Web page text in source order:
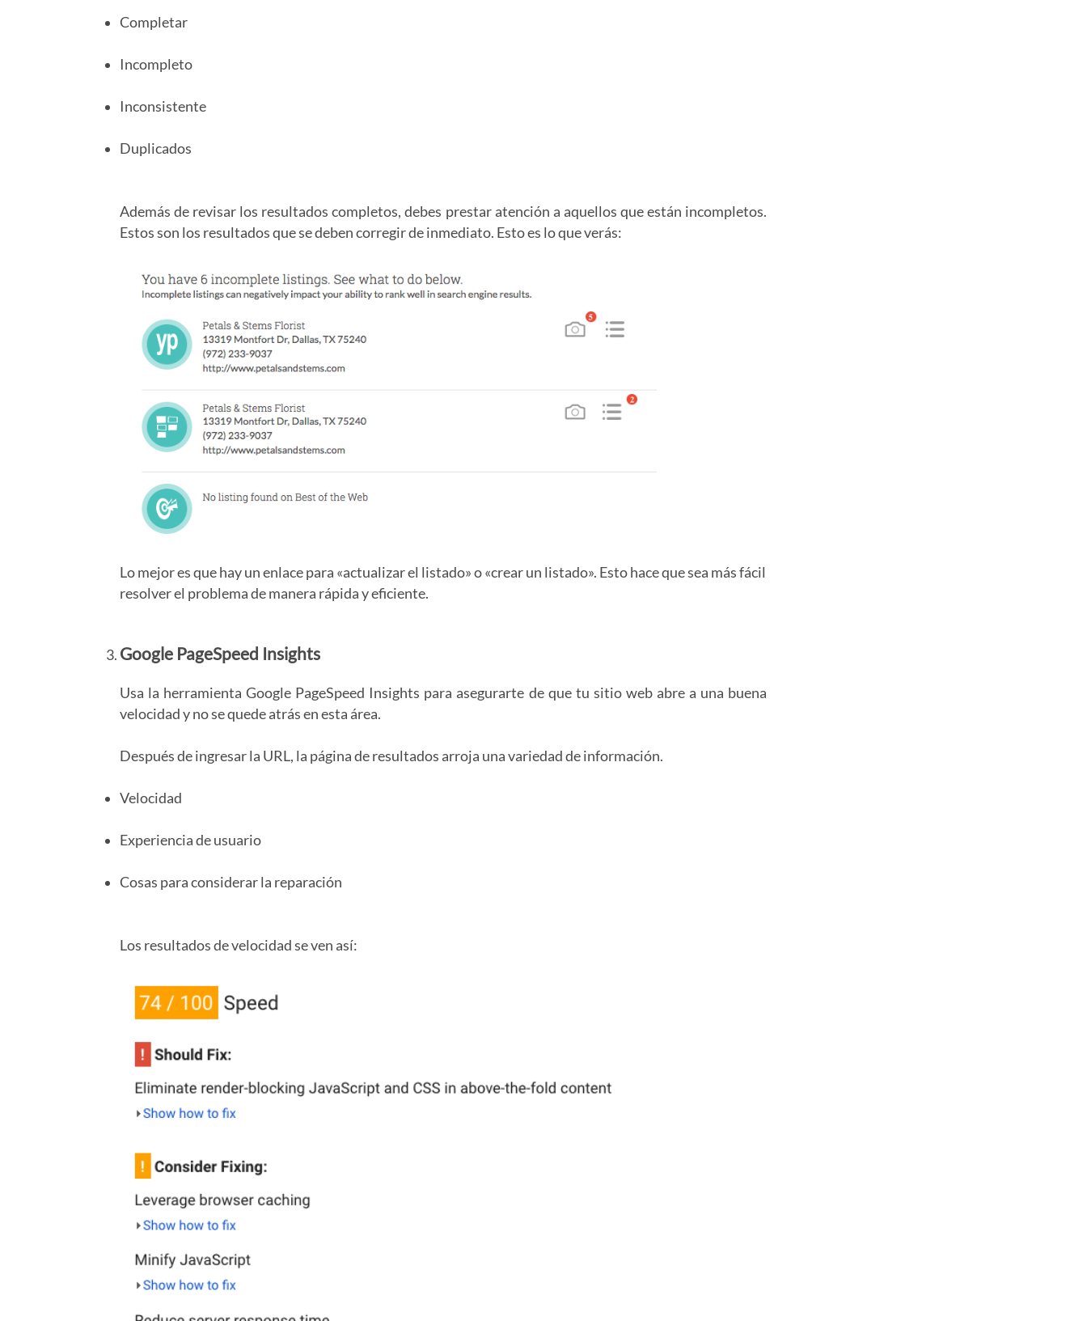
Completar
Incompleto
Inconsistente
Duplicados
Además de revisar los resultados completos, debes prestar atención a aquellos que están incompletos.
Estos son los resultados que se deben corregir de inmediato. Esto es lo que verás:
Lo mejor es que hay un enlace para «actualizar el listado» o «crear un listado». Esto hace que sea más fácil
resolver el problema de manera rápida y eficiente.
Google PageSpeed ​​Insights
Usa la herramienta Google PageSpeed ​​Insights para asegurarte de que tu sitio web abre a una buena
velocidad y no se quede atrás en esta área.
Después de ingresar la URL, la página de resultados arroja una variedad de información.
Velocidad
Experiencia de usuario
Cosas para considerar la reparación
Los resultados de velocidad se ven así: